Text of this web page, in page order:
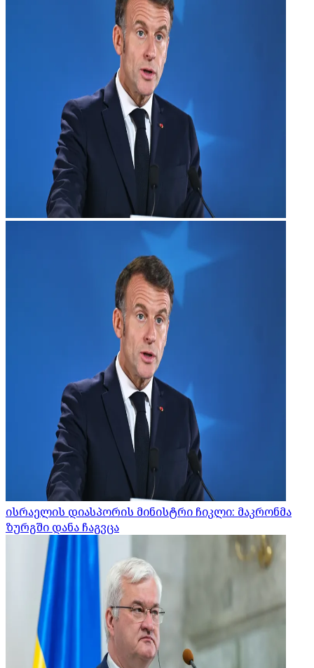
ისრაელის დიასპორის მინისტრი ჩიკლი: მაკრონმა
ზურგში დანა ჩაგვცა